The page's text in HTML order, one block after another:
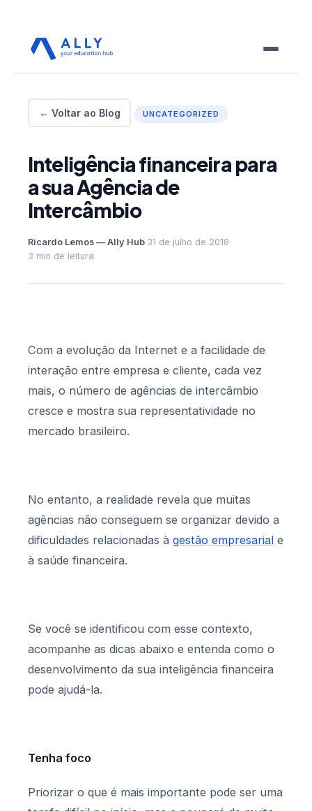
← Voltar ao Blog UNCATEGORIZED
Inteligência financeira para
a sua Agência de
Intercâmbio
Ricardo Lemos — Ally Hub·31 de julho de 2018·
3 min de leitura
Com a evolução da Internet e a facilidade de
interação entre empresa e cliente, cada vez
mais, o número de agências de intercâmbio
cresce e mostra sua representatividade no
mercado brasileiro.
No entanto, a realidade revela que muitas
agências não conseguem se organizar devido a
dificuldades relacionadas à gestão empresarial e
à saúde financeira.
Se você se identificou com esse contexto,
acompanhe as dicas abaixo e entenda como o
desenvolvimento da sua inteligência financeira
pode ajudá-la.
Tenha foco
Priorizar o que é mais importante pode ser uma